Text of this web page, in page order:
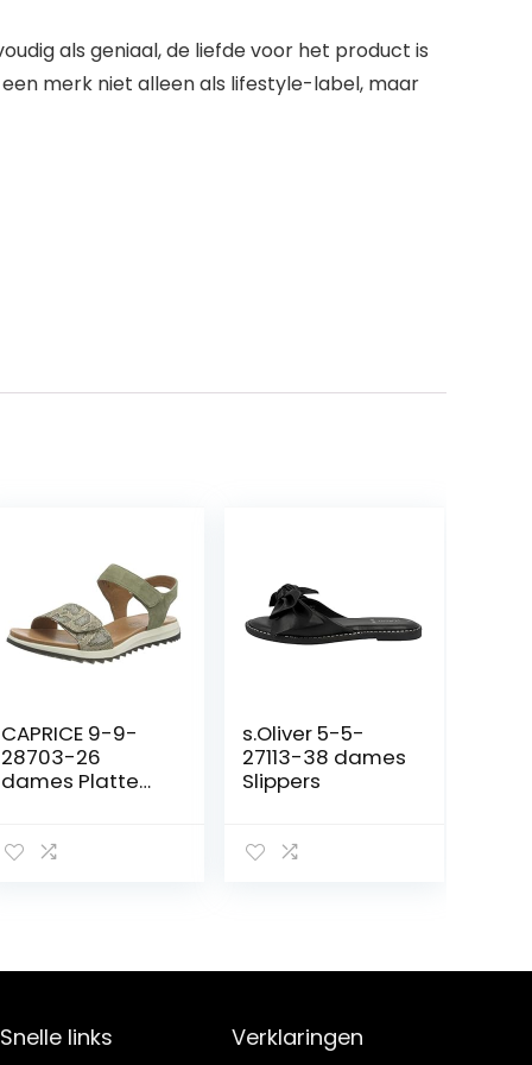
als geniaal, de liefde voor het product is
merk niet alleen als lifestyle-label, maar
CAPRICE 9-9-
28703-26
dames Platte
s.Oliver 5-5-
27113-38 dames
Slippers
Snelle links Verklaringen